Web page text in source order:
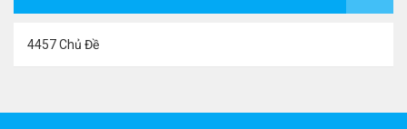
4457 Chủ Đề